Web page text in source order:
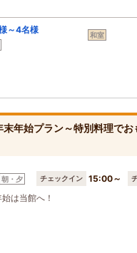
～4名様 和室
年始プラン～特別料理で
朝・夕 チェックイン 15:00～
は当館へ！